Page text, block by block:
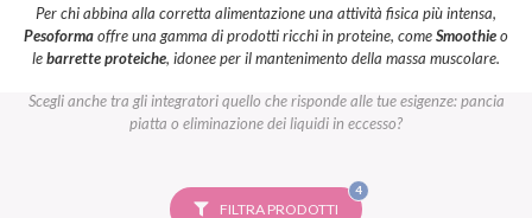
Per chi abbina alla corretta alimentazione una attività fisica più intensa,
Pesoformaoffre una gamma di prodotti ricchi in proteine, comeSmoothieo
lebarrette proteiche, idonee per il mantenimento della massa muscolare.
Scegli anche tra gli integratori quello che risponde alle tue esigenze: pancia
piatta o eliminazione dei liquidi in eccesso?
FILTRA PRODOTTI
4FILTRI
SELEZIONATI